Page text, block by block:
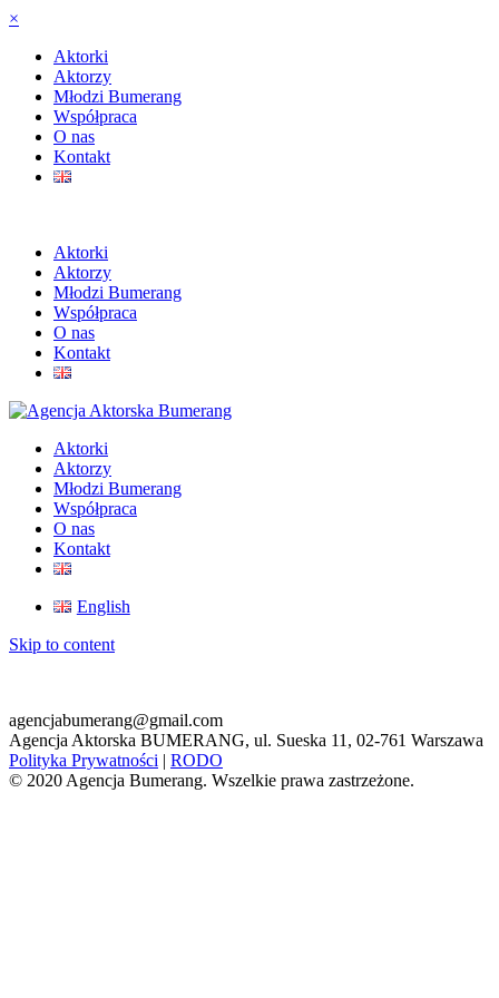
×
Aktorki
Aktorzy
Młodzi Bumerang
Współpraca
O nas
Kontakt
Aktorki
Aktorzy
Młodzi Bumerang
Współpraca
O nas
Kontakt
Aktorki
Aktorzy
Młodzi Bumerang
Współpraca
O nas
Kontakt
English
Skip to content
agencjabumerang@gmail.com
Agencja Aktorska BUMERANG, ul. Sueska 11, 02-761 Warszawa
Polityka Prywatności | RODO
© 2020 Agencja Bumerang. Wszelkie prawa zastrzeżone.